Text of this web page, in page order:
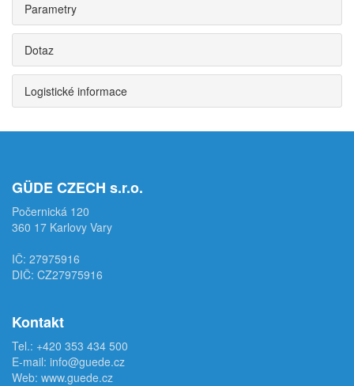
Parametry
Dotaz
Logistické informace
GÜDE CZECH s.r.o.
Počernická 120
360 17 Karlovy Vary
IČ: 27975916
DIČ: CZ27975916
Kontakt
Tel.: +420 353 434 500
E-mail: info@guede.cz
Web: www.guede.cz